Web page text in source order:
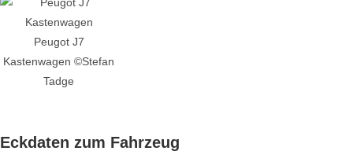
Peugot J7
Kastenwagen ©Stefan
Tadge
Eckdaten zum Fahrzeug